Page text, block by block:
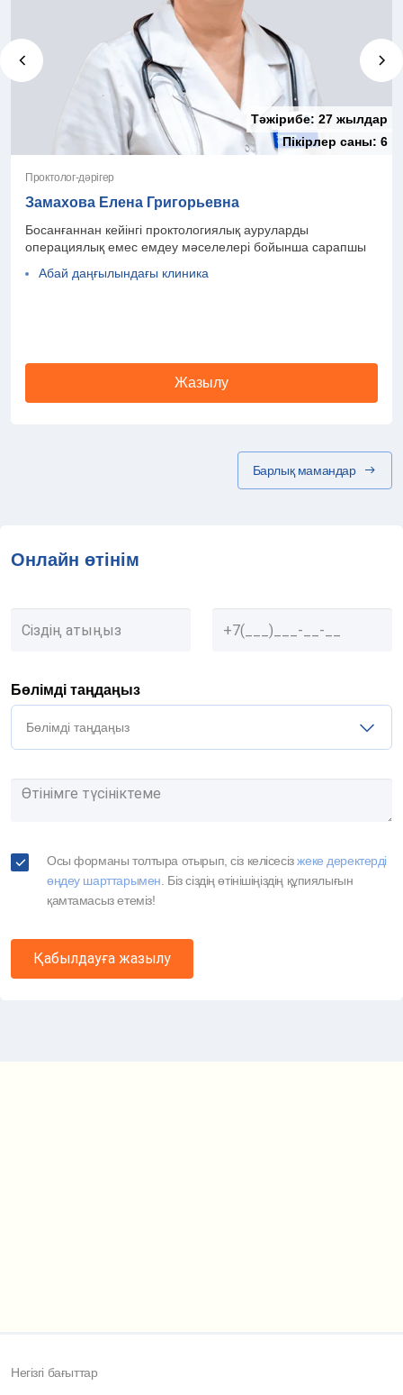
Тәжірибе: 27 жылдар
Пікірлер саны: 6
Проктолог-дәрігер
Замахова Елена Григорьевна
Босанғаннан кейінгі проктологиялық ауруларды
операциялық емес емдеу мәселелері бойынша сарапшы
Абай даңғылындағы клиника
Жазылу
Барлық мамандар
Онлайн өтінім
Бөлімді таңдаңыз
Бөлімді таңдаңыз
Осы форманы толтыра отырып, сіз келісесізжеке деректерді
өңдеу шарттарымен. Біз сіздің өтінішіңіздің құпиялығын
қамтамасыз етеміз!
Қабылдауға жазылу
Негізгі бағыттар